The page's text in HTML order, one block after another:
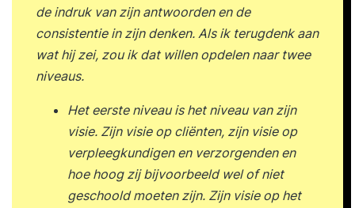
de indruk van zijn antwoorden en de
consistentie in zijn denken. Als ik terugdenk aan
wat hij zei, zou ik dat willen opdelen naar twee
niveaus.
Het eerste niveau is het niveau van zijn
visie. Zijn visie op cliënten, zijn visie op
verpleegkundigen en verzorgenden en
hoe hoog zij bijvoorbeeld wel of niet
geschoold moeten zijn. Zijn visie op het